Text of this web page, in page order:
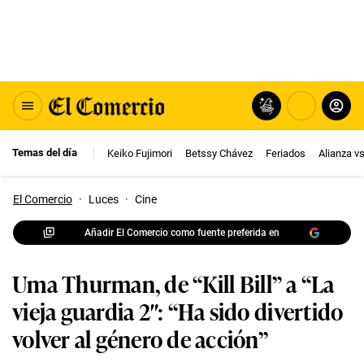
Temas del día Keiko Fujimori Betssy Chávez Feriados Alianza
El Comercio · Luces · Cine
Añadir El Comercio como fuente preferida en
Uma Thurman, de “Kill Bill” a “La
vieja guardia 2″: “Ha sido divertido
volver al género de acción”